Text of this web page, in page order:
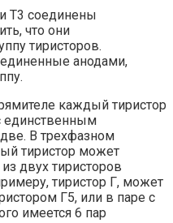
Т3 соединены
что они
тиристоров.
анодами,
каждый тиристор
единственным
В трехфазном
тиристор может
двух тиристоров
тиристор Г, может
Г5, или в паре с
имеется 6 пар